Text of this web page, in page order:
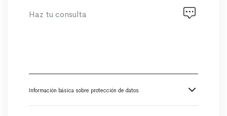
Información básica sobre protección de datos